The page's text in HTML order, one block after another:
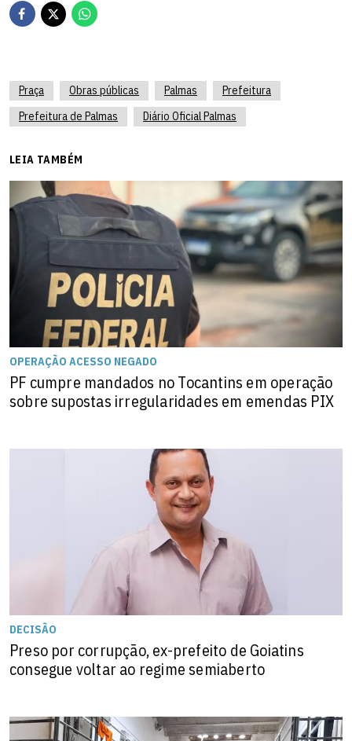
Praça Obras públicas Palmas
Prefeitura
Prefeitura de Palmas
Diário Oficial Palmas
LEIA TAMBÉM
OPERAÇÃO ACESSO NEGADO
PF cumpre mandados no Tocantins em operação
sobre supostas irregularidades em emendas PIX
DECISÃO
Preso por corrupção, ex-prefeito de Goiatins
consegue voltar ao regime semiaberto